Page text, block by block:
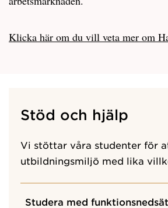
Klicka här om du vill veta mer om
Stöd och hjälp
Vi stöttar våra studenter för
utbildningsmiljö med lika
Studera med